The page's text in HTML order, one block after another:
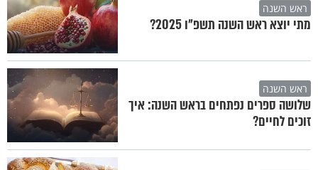
ראש השנה
מתי יוצא ראש השנה תשפ"ו 2025?
ראש השנה
שלושה ספרים נפתחים בראש השנה: איך
זוכים לחיים?